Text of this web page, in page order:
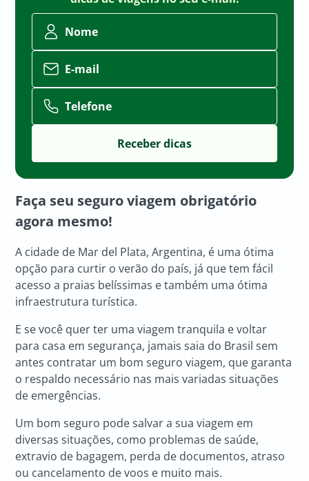
Nome
E-mail
Telefone
Faça seu seguro viagem obrigatório
agora mesmo!
A cidade de Mar del Plata, Argentina, é uma ótima
opção para curtir o verão do país, já que tem fácil
acesso a praias belíssimas e também uma ótima
infraestrutura turística.
E se você quer ter uma viagem tranquila e voltar
para casa em segurança, jamais saia do Brasil sem
antes contratar um bom seguro viagem, que garanta
o respaldo necessário nas mais variadas situações
de emergências.
Um bom seguro pode salvar a sua viagem em
diversas situações, como problemas de saúde,
extravio de bagagem, perda de documentos, atraso
ou cancelamento de voos e muito mais.